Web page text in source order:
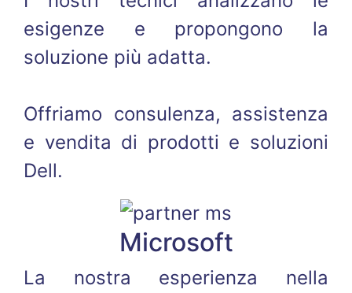
esigenze e propongono la
soluzione più adatta.
Offriamo consulenza, assistenza
e vendita di prodotti e soluzioni
Dell.
Microsoft
La nostra esperienza nella